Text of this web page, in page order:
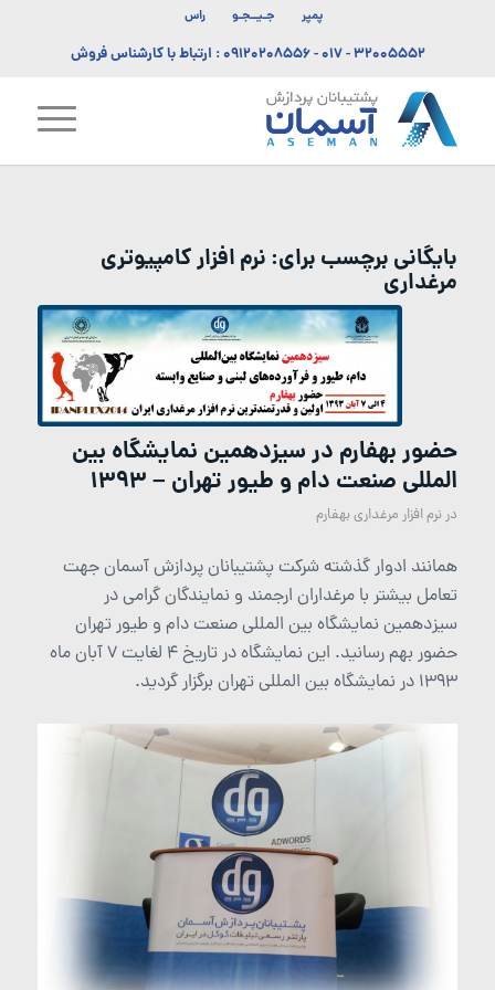
پمپر جـیــجـو راس
۳۲۰۰۵۵۵۲ - ۰۱۷ -۰۹۱۲۰۲۰۸۵۵۶: ارتباط با کارشناس فروش
بایگانی برچسب برای:نرم افزار کامپیوتری
مرغداری
حضور بهفارم در سیزدهمین نمایشگاه بین
المللی صنعت دام و طیور تهران – ۱۳۹۳
درنرم افزار مرغداری بهفارم
همانند ادوار گذشته شرکت پشتیبانان پردازش آسمان جهت
تعامل بیشتر با مرغداران ارجمند و نمایندگان گرامی در
سیزدهمین نمایشگاه بین المللی صنعت دام و طیور تهران
حضور بهم رسانید. این نمایشگاه در تاریخ 4 لغایت 7 آبان ماه
1393 در نمایشگاه بین المللی تهران برگزار گردید.